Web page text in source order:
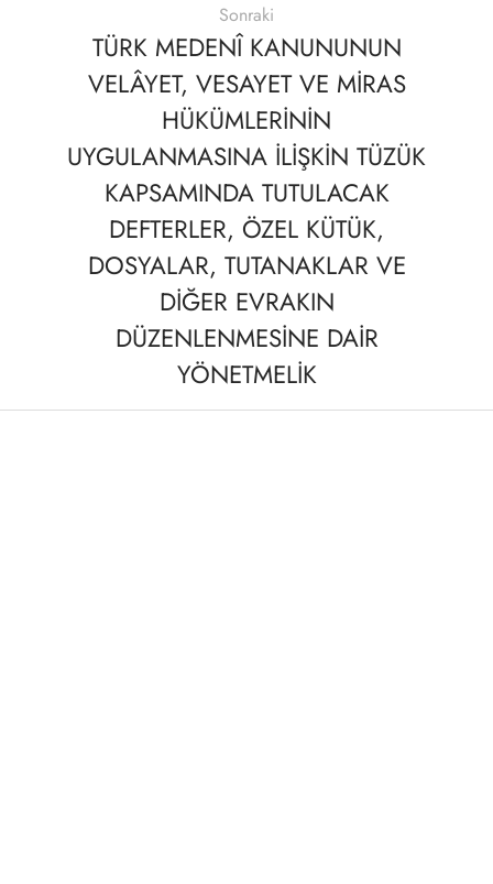
Sonraki
TÜRK MEDENÎ KANUNUNUN
VELÂYET, VESAYET VE MİRAS
HÜKÜMLERİNİN
UYGULANMASINA İLİŞKİN TÜZÜK
KAPSAMINDA TUTULACAK
DEFTERLER, ÖZEL KÜTÜK,
DOSYALAR, TUTANAKLAR VE
DİĞER EVRAKIN
DÜZENLENMESİNE DAİR
YÖNETMELİK